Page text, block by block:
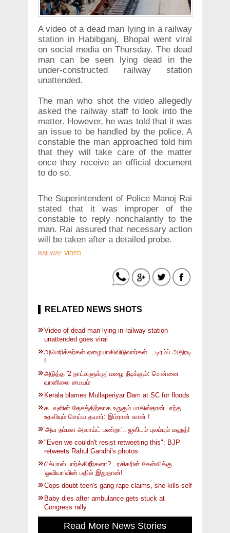
A video of a dead man lying in a railway
station in Habibganj, Bhopal went viral
on social media on Thursday. The dead
man can be seen lying dead in the
under-constructed railway station
unattended.
The man who shot the video allegedly
asked the railway staff to look into the
matter. However, he was told that it was
an issue to be handled by the police. A
constable the man approached told him
that they will take care of the matter
once they receive an official document
to do so.
The Superintendent of Police Manoj Rai
stated that it was improper of the
constable to reply nonchalantly to the
man. Rai assured that necessary action
will be taken after a detailed probe.
RAILWAY, VIDEO
RELATED NEWS SHOTS
Video of dead man lying in railway station
unattended goes viral
அமெரிக்கர்கள் ஏழையாகிவிடுவார்கள் ...டிரம்ப் அதிரடி
!
அடுத்த '2 நாட்களுக்கு' மழை நீடிக்கும்: சென்னை
வானிலை மையம்
Kerala blames Mullaperiyar Dam at SC for floods
கடவுளின் தேசத்திற்காக உருகும் பாகிஸ்தான்..எந்த
உதவியும் செய்ய தயார்: இம்ரான் கான் !
'அவ நம்மள அவாய்ட் பண்றா'.. ஐஸிடம் புலம்பும் மஹத்!
"Even we couldn't resist retweeting this": BJP
retweets Rahul Gandhi's photos
பிக்பாஸ் பார்க்கிறீர்களா?.. ரசிகரின் கேள்விக்கு
'ஓவியா'வின் பதில் இதுதான்!
Cops doubt teen's gang-rape claims, she kills self
Baby dies after ambulance gets stuck at
Congress rally
Read More News Stories